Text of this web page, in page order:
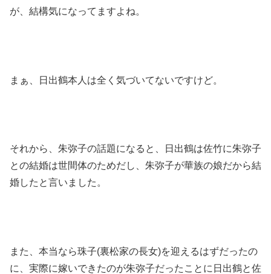
が、結構気になってますよね。
まぁ、日出鶴本人は全く気づいてないですけど。
それから、朱弥子の話題になると、日出鶴は佐竹に朱弥子
との結婚は世間体のためだし、朱弥子が華族の娘だから結
婚したと言いました。
また、本当なら珠子(裏松家の長女)を迎えるはずだったの
に、実際に嫁いできたのが朱弥子だったことに日出鶴と佐